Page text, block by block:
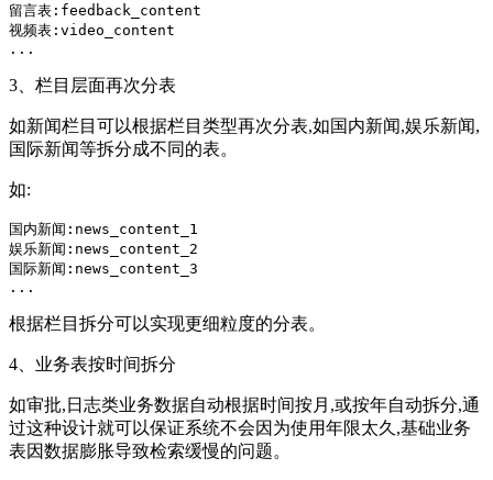
留言表:feedback_content
视频表:video_content
...
3、栏目层面再次分表
如新闻栏目可以根据栏目类型再次分表,如国内新闻,娱乐新闻,
国际新闻等拆分成不同的表。
如:
国内新闻:news_content_1
娱乐新闻:news_content_2
国际新闻:news_content_3
...
根据栏目拆分可以实现更细粒度的分表。
4、业务表按时间拆分
如审批,日志类业务数据自动根据时间按月,或按年自动拆分,通
过这种设计就可以保证系统不会因为使用年限太久,基础业务
表因数据膨胀导致检索缓慢的问题。